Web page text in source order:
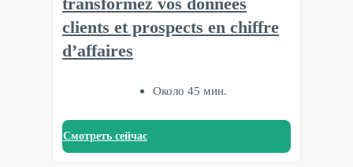
transformez vos données
clients et prospects en chiffre
d’affaires
Около 45 мин.
Смотреть сейчас